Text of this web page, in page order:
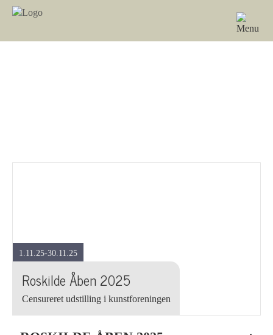
1.11.25-30.11.25
Roskilde Åben 2025
Censureret udstilling i kunstforeningen